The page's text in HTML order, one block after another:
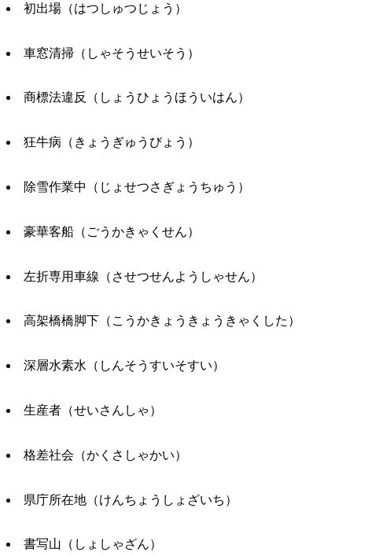
初出場（はつしゅつじょう）
車窓清掃（しゃそうせいそう）
商標法違反（しょうひょうほういはん）
狂牛病（きょうぎゅうびょう）
除雪作業中（じょせつさぎょうちゅう）
豪華客船（ごうかきゃくせん）
左折専用車線（させつせんようしゃせん）
高架橋橋脚下（こうかきょうきょうきゃくした）
深層水素水（しんそうすいそすい）
生産者（せいさんしゃ）
格差社会（かくさしゃかい）
県庁所在地（けんちょうしょざいち）
書写山（しょしゃざん）